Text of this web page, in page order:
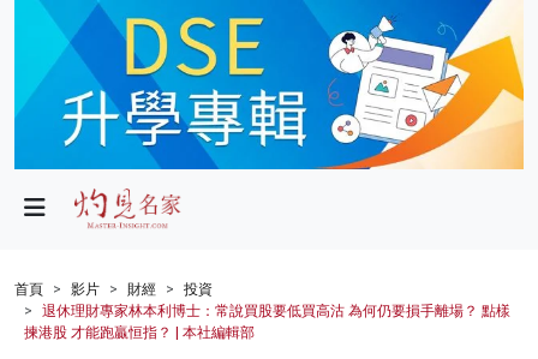
政局
財經
生活
首頁 影片 財經
投資
退休理財專家林本利博士：常說買股要低買高沽 為何仍要損手離場？ 點樣
揀港股 才能跑贏恒指？ | 本社編輯部